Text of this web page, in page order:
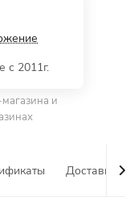
с 2011г.
и
Доставка и